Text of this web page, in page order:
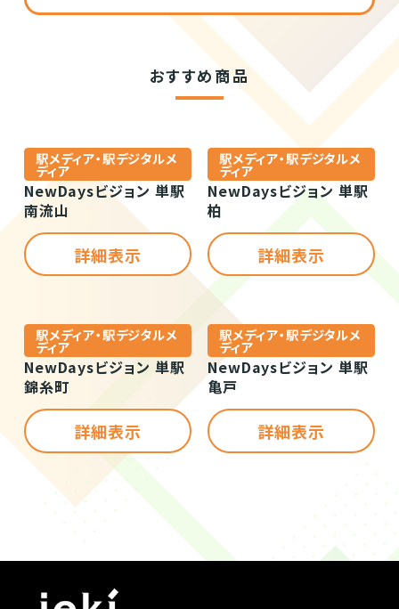
おすすめ商品
駅メディア・駅デジタルメ
ディア
NewDaysビジョン 単駅
南流山
詳細表示
駅メディア・駅デジタルメ
ディア
NewDaysビジョン 単駅
柏
詳細表示
駅メディア・駅デジタルメ
ディア
NewDaysビジョン 単駅
錦糸町
詳細表示
駅メディア・駅デジタルメ
ディア
NewDaysビジョン 単駅
亀戸
詳細表示